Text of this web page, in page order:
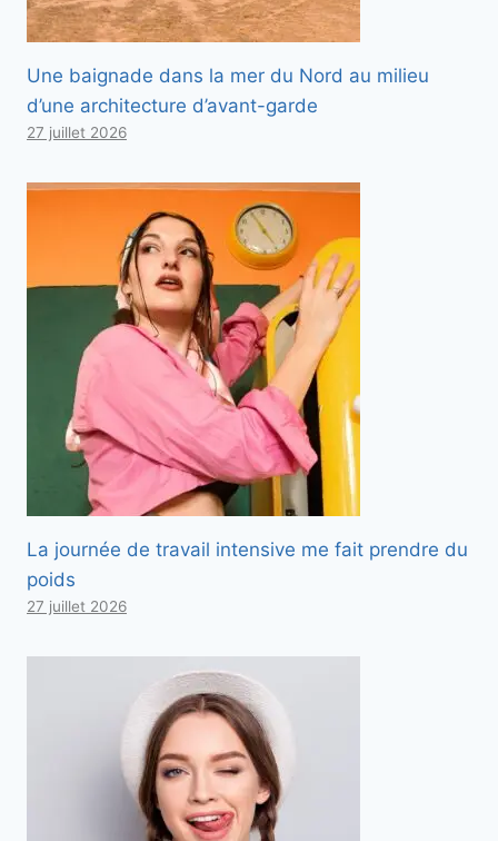
Une baignade dans la mer du Nord au milieu
d’une architecture d’avant-garde
27 juillet 2026
La journée de travail intensive me fait prendre du
poids
27 juillet 2026